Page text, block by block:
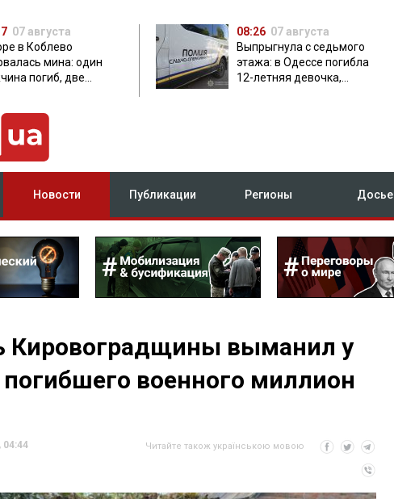
07 августа
в Коблево
мина: один
погиб, две
08:26 07 августа
Выпрыгнула с седьмого
этажа: в Одессе погибла
12-летняя девочка,
Новости Публикации Регионы Досье
Кировоградщины выманил у
военного миллион
04:44 Читайте також українською мовою